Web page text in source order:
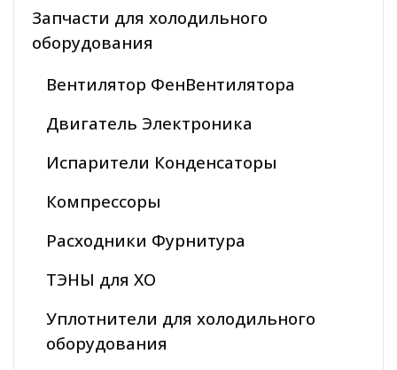
Запчасти для холодильного
оборудования
Вентилятор ФенВентилятора
Двигатель Электроника
Испарители Конденсаторы
Компрессоры
Расходники Фурнитура
ТЭНЫ для ХО
Уплотнители для холодильного
оборудования